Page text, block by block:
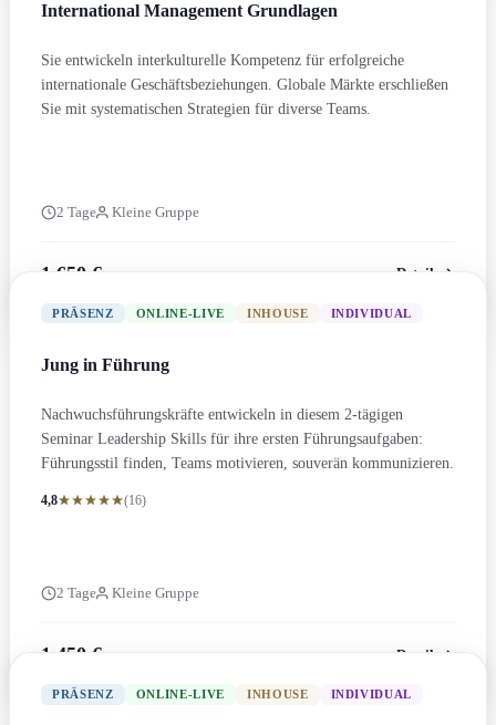
Internation­al Management Grundlagen
Sie entwickeln interkulturelle Kompetenz für erfolgreiche
internation­ale Geschäftsbeziehung­en. Globale Märkte erschließen
Sie mit systematischen Strategien für diverse Teams.
2 Tage Kleine Gruppe
1.650 € Details
PRÄSENZ ONLINE-LIVE INHOUSE INDIVIDUAL
Jung in Führung
Nachwuchs­führungs­kräfte entwickeln in diesem 2-tägigen
Seminar Leadership Skills für ihre ersten Führungs­aufgaben:
Führungs­stil finden, Teams motivieren, souverän kommunizieren.
4,8 (16)
2 Tage Kleine Gruppe
1.450 € Details
PRÄSENZ ONLINE-LIVE INHOUSE INDIVIDUAL